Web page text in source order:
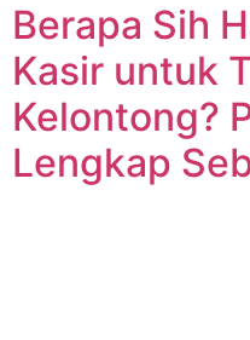
Berapa Sih
Kasir untuk
Kelontong?
Lengkap